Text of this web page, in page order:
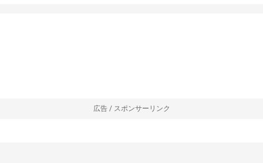
広告 / スポンサーリンク